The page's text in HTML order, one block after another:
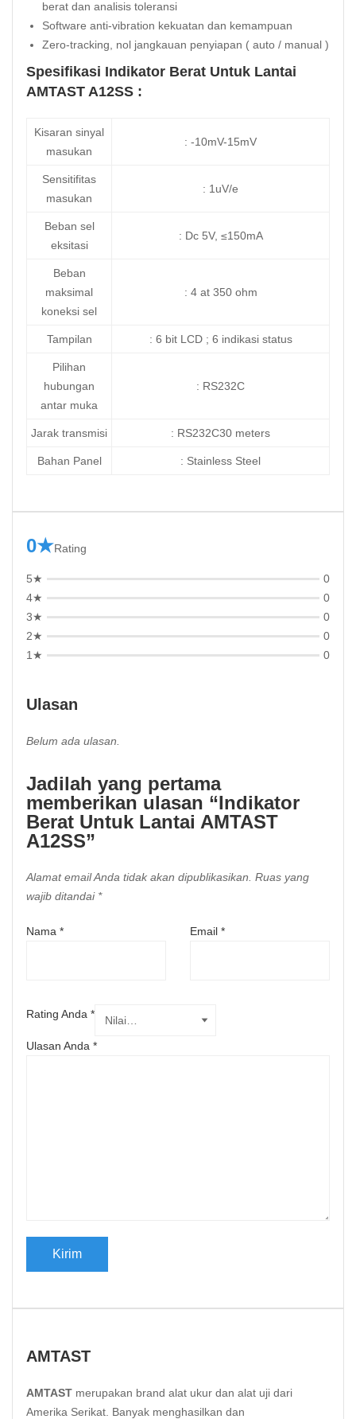
berat dan analisis toleransi
Software anti-vibration kekuatan dan kemampuan
Zero-tracking, nol jangkauan penyiapan ( auto / manual )
Spesifikasi Indikator Berat Untuk Lantai
AMTAST A12SS :
Kisaran sinyal
masukan
: -10mV-15mV
Sensitifitas
masukan
: 1uV/e
Beban sel
eksitasi
: Dc 5V, ≤150mA
Beban
maksimal
koneksi sel
: 4 at 350 ohm
Tampilan : 6 bit LCD ; 6 indikasi status
Pilihan
hubungan
antar muka
: RS232C
Jarak transmisi : RS232C30 meters
Bahan Panel : Stainless Steel
0★Rating
5★
0
4★
0
3★
0
2★
0
1★
0
Ulasan
Belum ada ulasan.
Jadilah yang pertama
memberikan ulasan “Indikator
Berat Untuk Lantai AMTAST
A12SS”
Alamat email Anda tidak akan dipublikasikan. Ruas yang
wajib ditandai *
Nama * Email *
Rating Anda *
Ulasan Anda *
AMTAST
AMTAST merupakan brand alat ukur dan alat uji dari
Amerika Serikat. Banyak menghasilkan dan